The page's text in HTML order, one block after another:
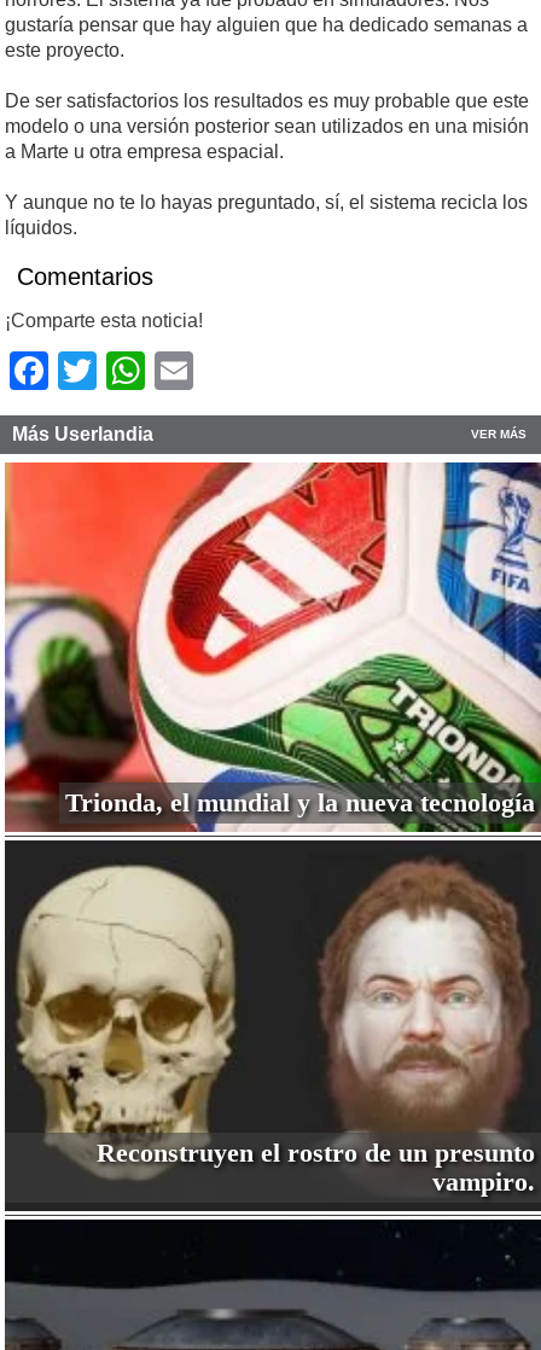
gustaría pensar que hay alguien que ha dedicado semanas a
este proyecto.
De ser satisfactorios los resultados es muy probable que este
modelo o una versión posterior sean utilizados en una misión
a Marte u otra empresa espacial.
Y aunque no te lo hayas preguntado, sí, el sistema recicla los
líquidos.
Comentarios
¡Comparte esta noticia!
Facebook
TwitterWhatsApp
Más Userlandia VER MÁS
Trionda, el mundial y la nueva tecnología
Reconstruyen el rostro de un presunto
vampiro.